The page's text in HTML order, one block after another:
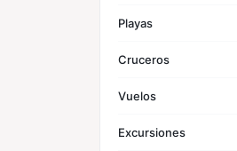
Playas
Cruceros
Vuelos
Excursiones